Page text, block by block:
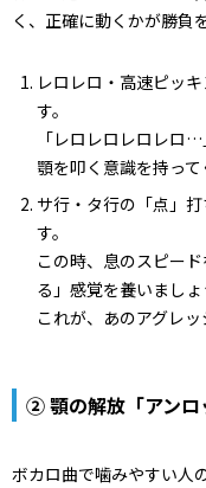
く、正確に動くかが勝負
レロレロ・高速ピッ
す。
「レロレロレロレロ
顎を叩く意識を持って
サ行・タ行の「点」
す。
この時、息のスピー
る」感覚を養いましょ
これが、あのアグレ
② 顎の解放「アンロ
ボカロ曲で噛みやすい人